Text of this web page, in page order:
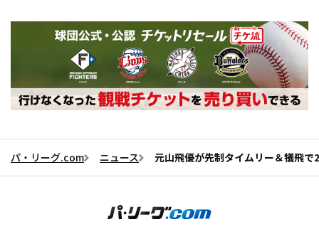
パ・リーグ.com ニュース 元山飛優が先制タイムリー＆犠飛